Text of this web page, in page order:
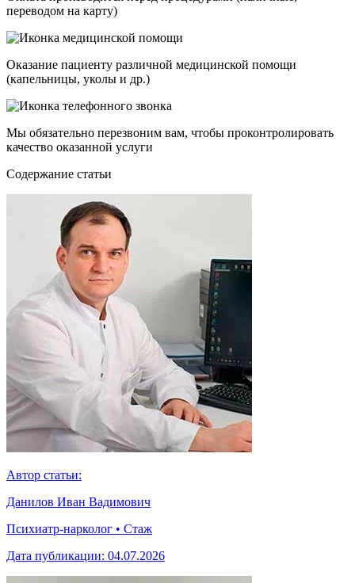
переводом на карту)
Оказание пациенту различной медицинской помощи
(капельницы, уколы и др.)
Мы обязательно перезвоним вам, чтобы проконтролировать
качество оказанной услуги
Cодержание статьи
Автор статьи:
Данилов Иван Вадимович
Психиатр-нарколог • Стаж
Дата публикации: 04.07.2026